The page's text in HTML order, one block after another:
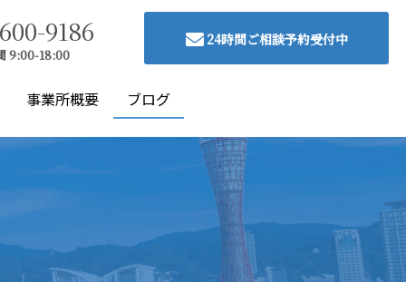
9186
9:00-18:00
24時間ご相談予約受付中
事業所概要 ブログ